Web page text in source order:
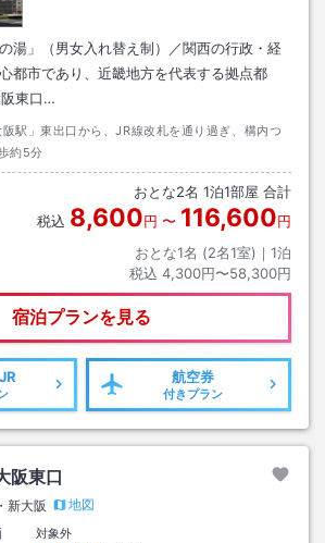
湯」（男女入れ替え制）／関西の行政・経
都市であり、近畿地方を代表する拠点都
東口…
駅」東出口から、JR線改札を通り過ぎ、構内つ
約5分
おとな2名 1泊1部屋 合計
税込 8,600円 〜 116,600円
おとな1名 (2名1室)｜ 1泊
税込 4,300円〜58,300円
宿泊プランを見る
航空券
付きプラン
阪東口
新大阪
地図
対象外